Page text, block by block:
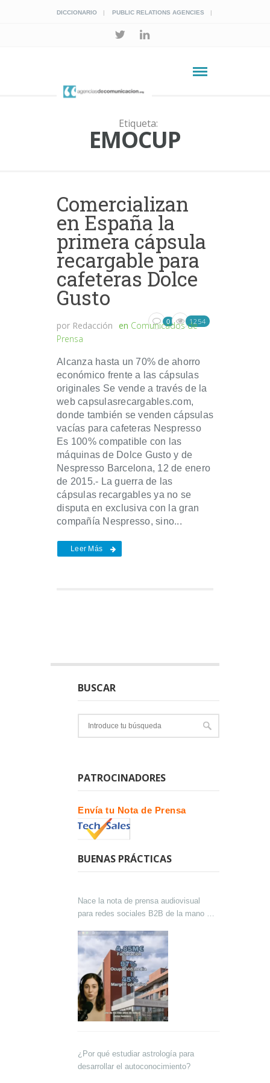
DICCIONARIO PUBLIC RELATIONS AGENCIES
Etiqueta:
EMOCUP
Comercializan
en España la
primera cápsula
recargable para
cafeteras Dolce
Gusto
por Redacción en Comunicados de
Prensa
0 1254
Alcanza hasta un 70% de ahorro
económico frente a las cápsulas
originales Se vende a través de la
web capsulasrecargables.com,
donde también se venden cápsulas
vacías para cafeteras Nespresso
Es 100% compatible con las
máquinas de Dolce Gusto y de
Nespresso Barcelona, 12 de enero
de 2015.- La guerra de las
cápsulas recargables ya no se
disputa en exclusiva con la gran
compañía Nespresso, sino...
Leer Más
BUSCAR
PATROCINADORES
Envía tu Nota de Prensa
BUENAS PRÁCTICAS
Nace la nota de prensa audiovisual
para redes sociales B2B de la mano de
¿Por qué estudiar astrología para
desarrollar el autoconocimiento?